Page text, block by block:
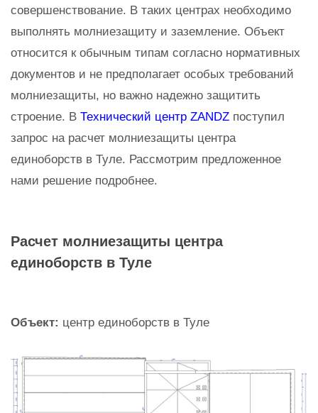
совершенствование. В таких центрах необходимо
выполнять молниезащиту и заземление. Объект
относится к обычным типам согласно нормативных
документов и не предполагает особых требований
молниезащиты, но важно надежно защитить
строение. В Технический центр ZANDZ поступил
запрос на расчет молниезащиты центра
единоборств в Туле. Рассмотрим предложенное
нами решение подробнее.
Расчет молниезащиты центра
единоборств в Туле
Объект: центр единоборств в Туле